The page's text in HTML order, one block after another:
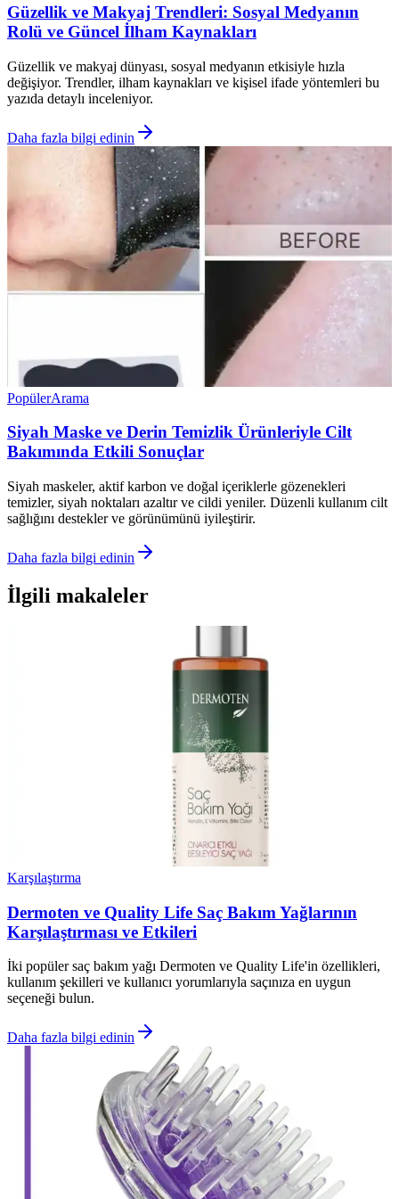
Güzellik ve Makyaj Trendleri: Sosyal Medyanın
Rolü ve Güncel İlham Kaynakları
Güzellik ve makyaj dünyası, sosyal medyanın etkisiyle hızla
değişiyor. Trendler, ilham kaynakları ve kişisel ifade yöntemleri bu
yazıda detaylı inceleniyor.
Daha fazla bilgi edinin
PopülerArama
Siyah Maske ve Derin Temizlik Ürünleriyle Cilt
Bakımında Etkili Sonuçlar
Siyah maskeler, aktif karbon ve doğal içeriklerle gözenekleri
temizler, siyah noktaları azaltır ve cildi yeniler. Düzenli kullanım cilt
sağlığını destekler ve görünümünü iyileştirir.
Daha fazla bilgi edinin
İlgili makaleler
Karşılaştırma
Dermoten ve Quality Life Saç Bakım Yağlarının
Karşılaştırması ve Etkileri
İki popüler saç bakım yağı Dermoten ve Quality Life'in özellikleri,
kullanım şekilleri ve kullanıcı yorumlarıyla saçınıza en uygun
seçeneği bulun.
Daha fazla bilgi edinin